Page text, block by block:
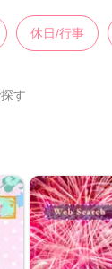
休日/行事
す